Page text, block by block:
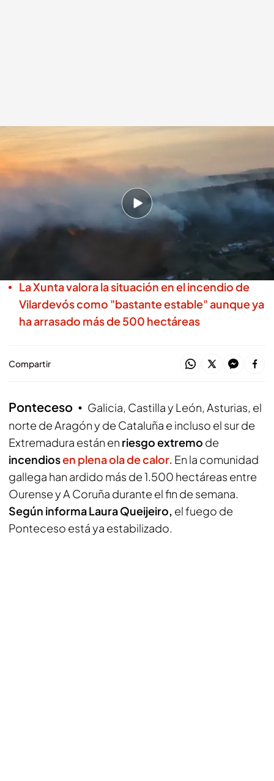
Redacción digital Noticias Cuatro
Los tres incendios de Ponteceso obligaron al
desalojo de una veintena de personas de un
La Xunta valora la situación en el incendio de
Vilardevós como "bastante estable" aunque ya
ha arrasado más de 500 hectáreas
Compartir
Ponteceso
Galicia, Castilla y León, Asturias, el
norte de Aragón y de Cataluña e incluso el sur de
Extremadura están en riesgo extremo de
incendiosen plena ola de calor. En la comunidad
gallega han ardido más de 1.500 hectáreas entre
Ourense y A Coruña durante el fin de semana.
Según informa Laura Queijeiro, el fuego de
Ponteceso está ya estabilizado.